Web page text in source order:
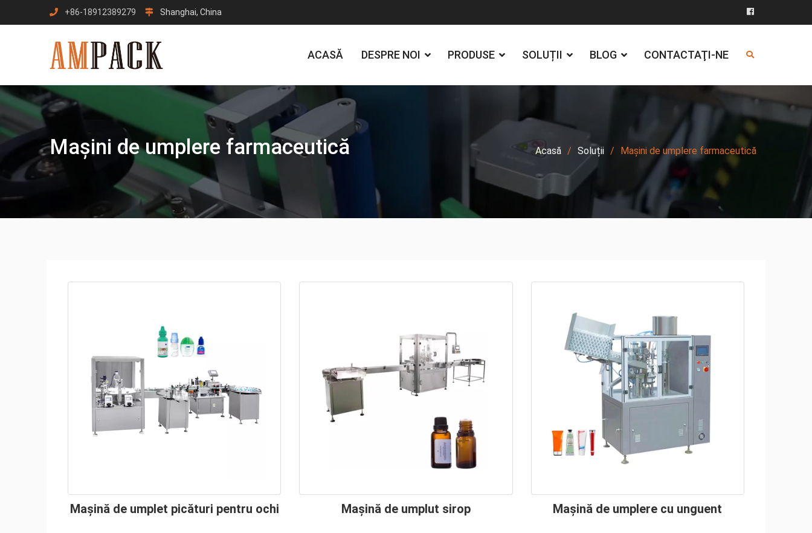
la
+86-18912389279 Shanghai, China
Facebook
ACASĂ DESPRE NOI PRODUSE SOLUȚII BLOG CONTACTAŢI-NE
Mașini de umplere farmaceutică Acasă Soluții Mașini de umplere farmaceutică
Mașină de umplet picături pentru ochi Mașină de umplut sirop Mașină de umplere cu unguent